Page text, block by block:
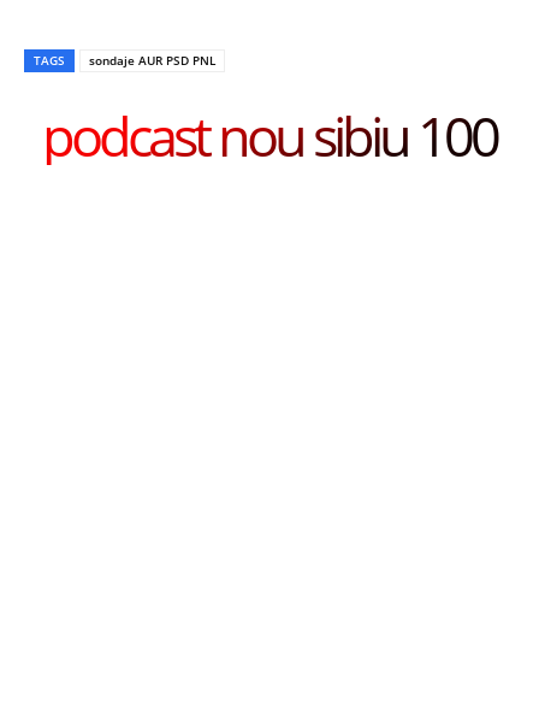
TAGS sondaje AUR PSD PNL
podcast nou sibiu 100